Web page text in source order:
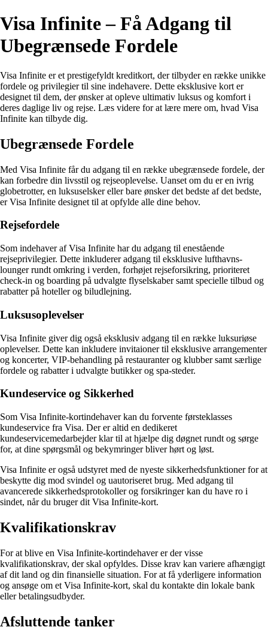
Visa Infinite – Få Adgang til
Ubegrænsede Fordele
Visa Infinite er et prestigefyldt kreditkort, der tilbyder en række unikke
fordele og privilegier til sine indehavere. Dette eksklusive kort er
designet til dem, der ønsker at opleve ultimativ luksus og komfort i
deres daglige liv og rejse. Læs videre for at lære mere om, hvad Visa
Infinite kan tilbyde dig.
Ubegrænsede Fordele
Med Visa Infinite får du adgang til en række ubegrænsede fordele, der
kan forbedre din livsstil og rejseoplevelse. Uanset om du er en ivrig
globetrotter, en luksuselsker eller bare ønsker det bedste af det bedste,
er Visa Infinite designet til at opfylde alle dine behov.
Rejsefordele
Som indehaver af Visa Infinite har du adgang til enestående
rejseprivilegier. Dette inkluderer adgang til eksklusive lufthavns-
lounger rundt omkring i verden, forhøjet rejseforsikring, prioriteret
check-in og boarding på udvalgte flyselskaber samt specielle tilbud og
rabatter på hoteller og biludlejning.
Luksusoplevelser
Visa Infinite giver dig også eksklusiv adgang til en række luksuriøse
oplevelser. Dette kan inkludere invitaioner til eksklusive arrangementer
og koncerter, VIP-behandling på restauranter og klubber samt særlige
fordele og rabatter i udvalgte butikker og spa-steder.
Kundeservice og Sikkerhed
Som Visa Infinite-kortindehaver kan du forvente førsteklasses
kundeservice fra Visa. Der er altid en dedikeret
kundeservicemedarbejder klar til at hjælpe dig døgnet rundt og sørge
for, at dine spørgsmål og bekymringer bliver hørt og løst.
Visa Infinite er også udstyret med de nyeste sikkerhedsfunktioner for at
beskytte dig mod svindel og uautoriseret brug. Med adgang til
avancerede sikkerhedsprotokoller og forsikringer kan du have ro i
sindet, når du bruger dit Visa Infinite-kort.
Kvalifikationskrav
For at blive en Visa Infinite-kortindehaver er der visse
kvalifikationskrav, der skal opfyldes. Disse krav kan variere afhængigt
af dit land og din finansielle situation. For at få yderligere information
og ansøge om et Visa Infinite-kort, skal du kontakte din lokale bank
eller betalingsudbyder.
Afsluttende tanker